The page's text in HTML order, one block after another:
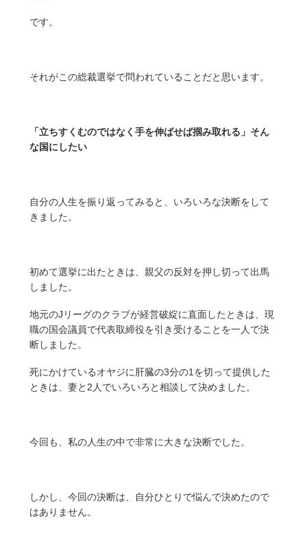
です。
それがこの総裁選挙で問われていることだと思います。
「立ちすくむのではなく手を伸ばせば掴み取れる」そん
な国にしたい
自分の人生を振り返ってみると、いろいろな決断をして
きました。
初めて選挙に出たときは、親父の反対を押し切って出馬
しました。
地元のJリーグのクラブが経営破綻に直面したときは、現
職の国会議員で代表取締役を引き受けることを一人で決
断しました。
死にかけているオヤジに肝臓の3分の1を切って提供した
ときは、妻と2人でいろいろと相談して決めました。
今回も、私の人生の中で非常に大きな決断でした。
しかし、今回の決断は、自分ひとりで悩んで決めたので
はありません。